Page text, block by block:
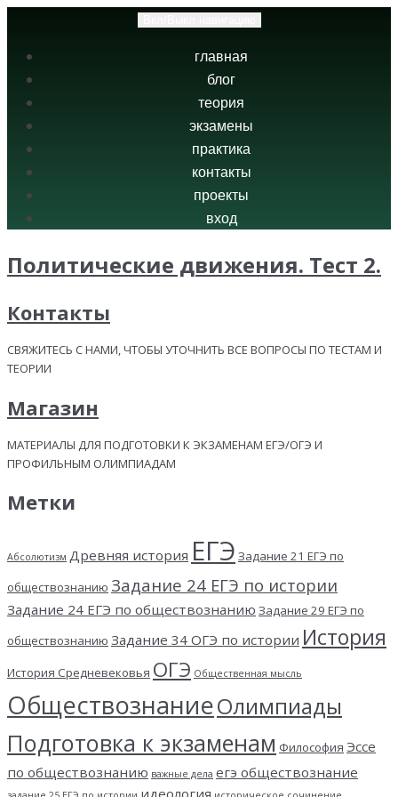
главная
блог
теория
экзамены
практика
контакты
проекты
вход
Политические движения. Тест 2.
Контакты
СВЯЖИТЕСЬ С НАМИ, ЧТОБЫ УТОЧНИТЬ ВСЕ ВОПРОСЫ ПО ТЕСТАМ И
ТЕОРИИ
Магазин
МАТЕРИАЛЫ ДЛЯ ПОДГОТОВКИ К ЭКЗАМЕНАМ ЕГЭ/ОГЭ И
ПРОФИЛЬНЫМ ОЛИМПИАДАМ
Метки
Абсолютизм Древняя история ЕГЭ Задание 21 ЕГЭ по
обществознанию Задание 24 ЕГЭ по истории
Задание 24 ЕГЭ по обществознанию Задание 29 ЕГЭ по
обществознанию Задание 34 ОГЭ по истории История
История Средневековья ОГЭ Общественная мысль
ОбществознаниеОлимпиады
Подготовка к экзаменам Философия Эссе
по обществознанию важные дела егэ обществознание